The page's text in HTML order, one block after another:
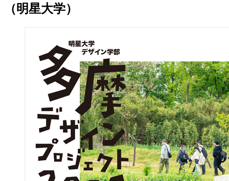
（明星大学）